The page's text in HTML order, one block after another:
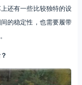
还有一些比较独特的设
的稳定性，也需要履带